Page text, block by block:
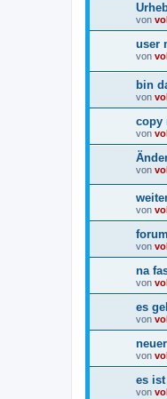
von
user
von
bin
von
copy
von
von
von
von
na
von
es
von
von
es
von